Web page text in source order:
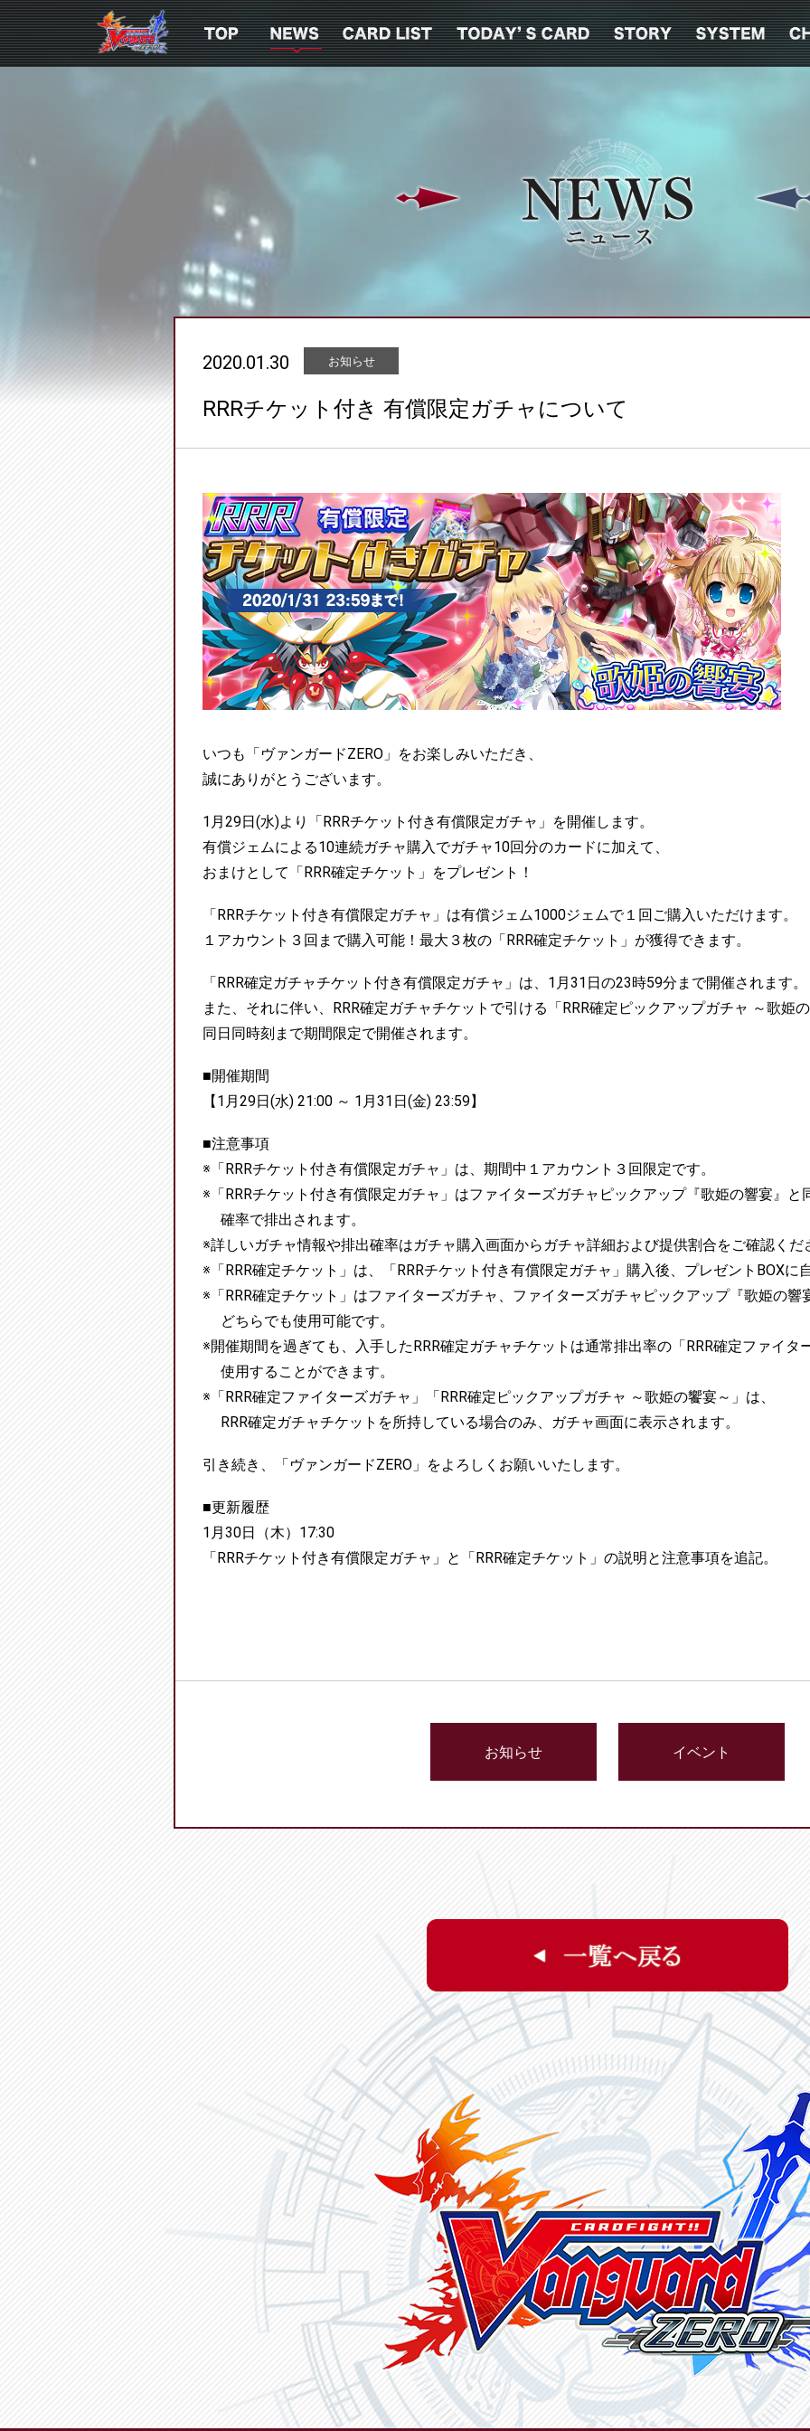
2020.01.30 お知らせ
RRRチケット付き 有償限定ガチャについて
いつも「ヴァンガードZERO」をお楽しみいただき、
誠にありがとうございます。
1月29日(水)より「RRRチケット付き有償限定ガチャ」を開催します。
有償ジェムによる10連続ガチャ購入でガチャ10回分のカードに加えて、
おまけとして「RRR確定チケット」をプレゼント！
「RRRチケット付き有償限定ガチャ」は有償ジェム1000ジェムで１回ご購入いただけます。
１アカウント３回まで購入可能！最大３枚の「RRR確定チケット」が獲得できます。
「RRR確定ガチャチケット付き有償限定ガチャ」は、1月31日の23時59分まで開催されます。
また、それに伴い、RRR確定ガチャチケットで引ける「RRR確定ピックアップガチャ ～歌姫
同日同時刻まで期間限定で開催されます。
■開催期間
【1月29日(水) 21:00 ～ 1月31日(金) 23:59】
■注意事項
※「RRRチケット付き有償限定ガチャ」は、期間中１アカウント３回限定です。
※「RRRチケット付き有償限定ガチャ」はファイターズガチャピックアップ『歌姫の響宴』と
確率で排出されます。
※詳しいガチャ情報や排出確率はガチャ購入画面からガチャ詳細および提供割合をご確認くだ
※「RRR確定チケット」は、「RRRチケット付き有償限定ガチャ」購入後、プレゼントBOXに
※「RRR確定チケット」はファイターズガチャ、ファイターズガチャピックアップ『歌姫の響
どちらでも使用可能です。
※開催期間を過ぎても、入手したRRR確定ガチャチケットは通常排出率の「RRR確定ファイタ
使用することができます。
※「RRR確定ファイターズガチャ」「RRR確定ピックアップガチャ ～歌姫の饗宴～」は、
RRR確定ガチャチケットを所持している場合のみ、ガチャ画面に表示されます。
引き続き、「ヴァンガードZERO」をよろしくお願いいたします。
■更新履歴
1月30日（木）17:30
「RRRチケット付き有償限定ガチャ」と「RRR確定チケット」の説明と注意事項を追記。
お知らせ イベント